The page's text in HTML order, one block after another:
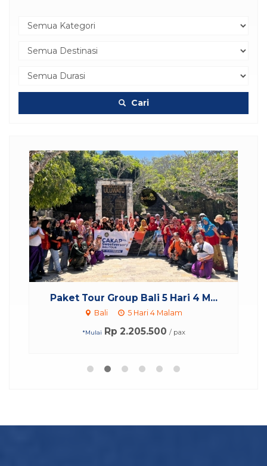
Cari
Paket Tour Group Bali 5 Hari 4 M...
Bali 5 Hari 4 Malam
*Mulai Rp 2.205.500 / pax